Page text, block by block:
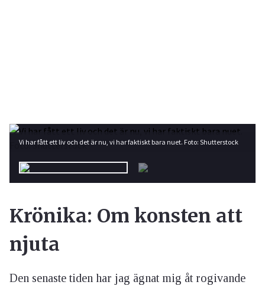
Vi har fått ett liv och det är nu, vi har faktiskt bara nuet. Foto: Shutterstock
Krönika: Om konsten att
njuta
Den senaste tiden har jag ägnat mig åt rogivande